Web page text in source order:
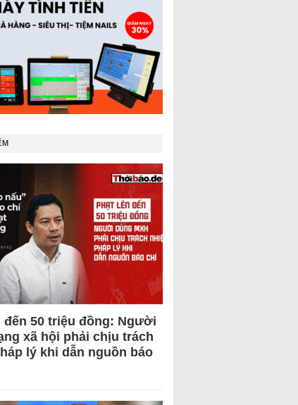
đến 50 triệu đồng: Người
xã hội phải chịu trách
lý khi dẫn nguồn báo